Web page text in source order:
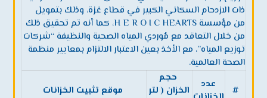
ذات الازدحام السكاني الكبير في قطاع غزة، وذلك بتمويل
من مؤسسة H E R O I C HEARTS، كما أنه تم تحقيق ذلك
من خلال التعاقد مع مُوردي المياه الصحية والنظيفة “شركات
توزيع المياه”، مع الأخذ بعين الاعتبار الالتزام بمعايير منظمة
الصحة العالمية.
#
عدد
حجم
الخزان ( لتر
موقع تثبيت الخزانات